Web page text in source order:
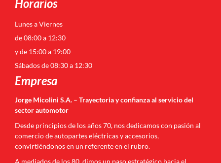
Horarios
Lunes a Viernes
de 08:00 a 12:30
y de 15:00 a 19:00
Sábados de 08:30 a 12:30
Empresa
Jorge Micolini S.A. – Trayectoria y confianza al servicio del
sector automotor
Desde principios de los años 70, nos dedicamos con pasión al
comercio de autopartes eléctricas y accesorios,
convirtiéndonos en un referente en el rubro.
A mediados de los 80, dimos un paso estratégico hacia el